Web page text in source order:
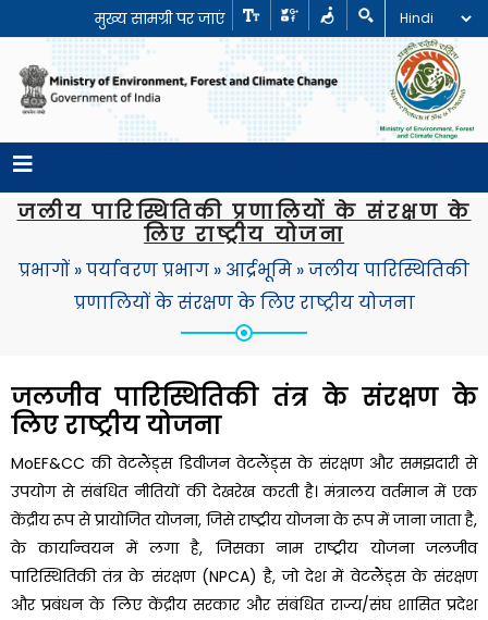
मुख्य सामग्री पर जाएं
जलीय पारिस्थितिकी प्रणालियों के संरक्षण के
लिए राष्ट्रीय योजना
प्रभागों »पर्यावरण प्रभाग » आर्द्रभूमि »जलीय पारिस्थितिकी
प्रणालियों के संरक्षण के लिए राष्ट्रीय योजना
जलजीव पारिस्थितिकी तंत्र के संरक्षण के
लिए राष्ट्रीय योजना
MoEF&CC की वेटलैंड्स डिवीजन वेटलैंड्स के संरक्षण और समझदारी से
उपयोग से संबंधित नीतियों की देखरेख करती है। मंत्रालय वर्तमान में एक
केंद्रीय रूप से प्रायोजित योजना, जिसे राष्ट्रीय योजना के रूप में जाना जाता है,
के कार्यान्वयन में लगा है, जिसका नाम राष्ट्रीय योजना जलजीव
पारिस्थितिकी तंत्र के संरक्षण (NPCA) है, जो देश में वेटलैंड्स के संरक्षण
और प्रबंधन के लिए केंद्रीय सरकार और संबंधित राज्य/संघ शासित प्रदेश